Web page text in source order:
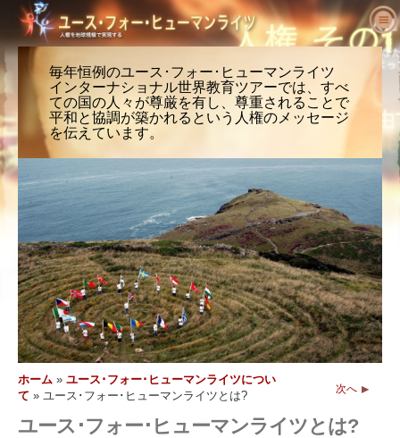
ユース･フォー･ヒューマンライツにつ
いて
ユース･フォー･ヒューマンライツとは?
私たちの目的
役員
顧問委員会
YHRIの協力者
声明と表彰
推薦の言葉
人権とは何でしょう?
人権の定義
世界人権宣言
教育者へ
教育パッケージの内容
教育者からの結果報告
人権カリキュラム
教育プログラム
プログラムの実施
活動を始める
活動に参加する
メンバーシップと寄付
グループ
コンテスト
人権を求める主張
人権の擁護者たち
さまざまな人権団体
人権侵害
ニュース
注文
問い合わせ
毎年恒例のユース･フォー･ヒューマンライツ
インターナショナル世界教育ツアーでは、すべ
ての国の人々が尊厳を有し、尊重されることで
平和と協調が築かれるという人権のメッセージ
を伝えています。
ホーム » ユース･フォー･ヒューマンライツについ
て » ユース･フォー･ヒューマンライツとは?
次へ
ユース･フォー･ヒューマンライツとは?